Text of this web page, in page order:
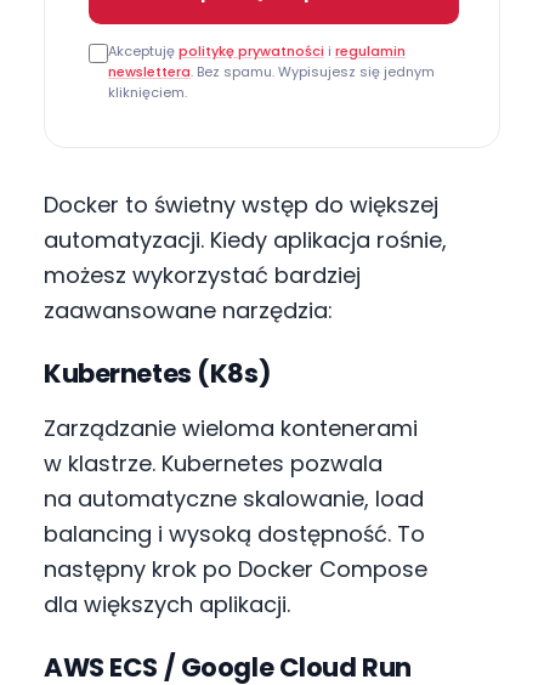
Akceptujępolitykę prywatności i regulamin
newslettera. Bez spamu. Wypisujesz się jednym
kliknięciem.
Docker to świetny wstęp do większej
automatyzacji. Kiedy aplikacja rośnie,
możesz wykorzystać bardziej
zaawansowane narzędzia:
Kubernetes (K8s)
Zarządzanie wieloma kontenerami
w klastrze. Kubernetes pozwala
na automatyczne skalowanie, load
balancing i wysoką dostępność. To
następny krok po Docker Compose
dla większych aplikacji.
AWS ECS / Google Cloud Run